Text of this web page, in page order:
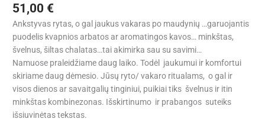
51,00 €
Ankstyvas rytas, o gal jaukus vakaras po maudynių …garuojantis
puodelis kvapnios arbatos ar aromatingos kavos… minkštas,
švelnus, šiltas chalatas…tai akimirka sau su savimi…
Namuose praleidžiame daug laiko. Todėl jaukumui ir komfortui
skiriame daug dėmesio. Jūsų ryto/ vakaro ritualams, o gal ir
visos dienos ar savaitgalių tinginiui, puikiai tiks švelnus ir itin
minkštas kombinezonas. Išskirtinumo ir prabangos suteiks
išsiuvinėtas tekstas.